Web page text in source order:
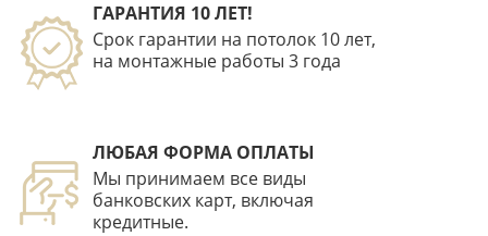
ГАРАНТИЯ 10 ЛЕТ!
Срок гарантии на потолок 10 лет,
на монтажные работы 3 года
ЛЮБАЯ ФОРМА ОПЛАТЫ
Мы принимаем все виды
банковских карт, включая
кредитные.